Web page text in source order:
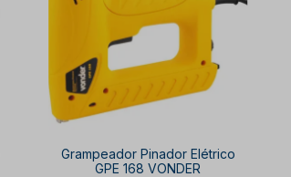
Grampeador Pinador Elétrico
GPE 168 VONDER